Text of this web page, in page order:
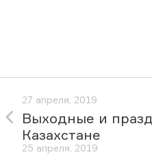
27 апреля, 2019
Выходные и
Казахстане
25 апреля, 2019